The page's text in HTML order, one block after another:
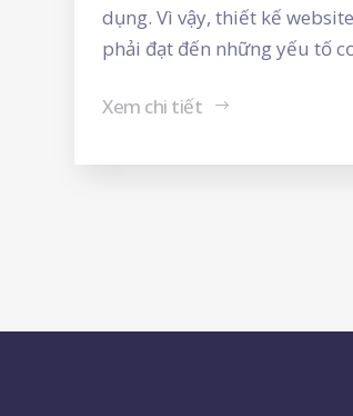
dụng. Vì vậy, thiết kế
phải đạt đến những yếu tố
kế phải có khả năng tư duy
thăm website. Nắm bắt
Xem chi tiết